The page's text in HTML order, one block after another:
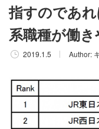
指すのであ
系職種が働
2019.1.5 Author: